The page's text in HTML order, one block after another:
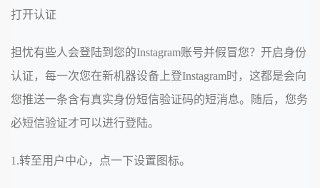
打开认证
担忧有些人会登陆到您的Instagram账号并假冒您？开启身份
认证，每一次您在新机器设备上登Instagram时，这都是会向
您推送一条含有真实身份短信验证码的短消息。随后，您务
必短信验证才可以进行登陆。
1.转至用户中心，点一下设置图标。